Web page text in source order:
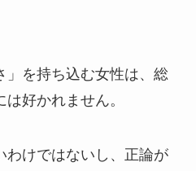
」を持ち込む女性は、総
好かれません。
わけではないし、正論が